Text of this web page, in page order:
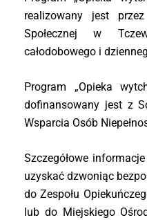
realizowany jest
Społecznej w
całodobowego i
Program „Opieka
dofinansowany jest z
Wsparcia Osób
Szczegółowe
uzyskać dzwoniąc
do Zespołu
lub do Miejskiego